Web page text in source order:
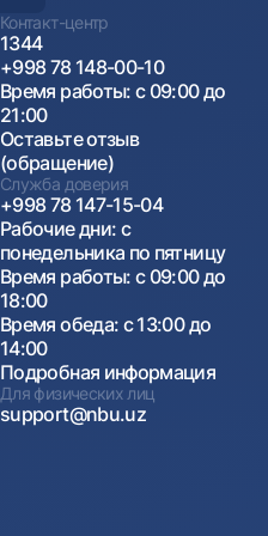
Контакт-центр
1344
+998 78 148-00-10
Время работы: с 09:00 до
21:00
Оставьте отзыв
(обращение)
Служба доверия
+998 78 147-15-04
Рабочие дни: с
понедельника по пятницу
Время работы: с 09:00 до
18:00
Время обеда: с 13:00 до
14:00
Подробная информация
Для физических лиц
support@nbu.uz